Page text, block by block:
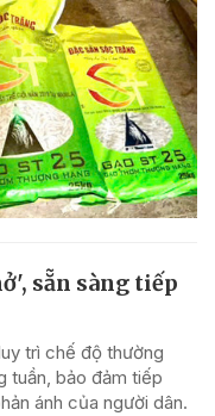
sẵn sàng tiếp
trì chế độ thường
tuần, bảo đảm tiếp
ánh của người dân.